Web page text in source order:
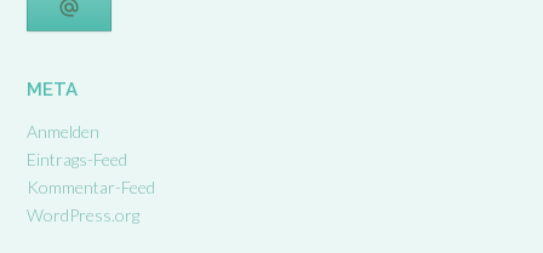
META
Anmelden
Eintrags-Feed
Kommentar-Feed
WordPress.org